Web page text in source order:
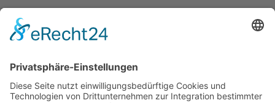
Jetzt Schlüsseldienst finden!